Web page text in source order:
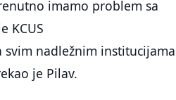
imamo problem sa
KCUS
svim nadležnim institucijama
je Pilav.